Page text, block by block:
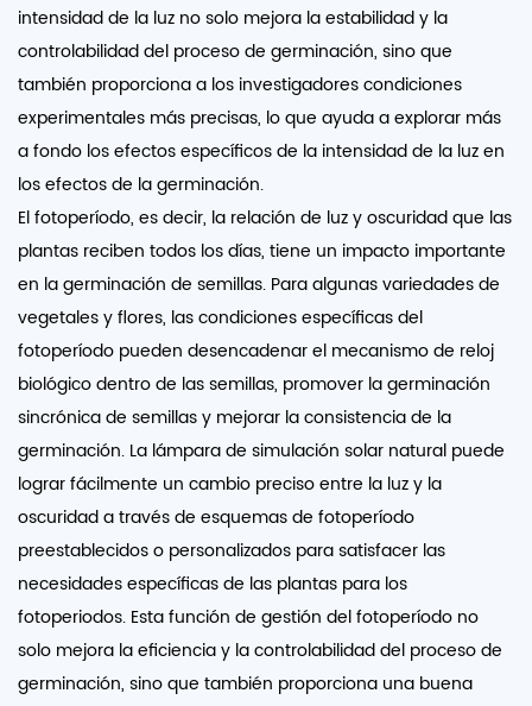
intensidad de la luz no solo mejora la estabilidad y la
controlabilidad del proceso de germinación, sino que
también proporciona a los investigadores condiciones
experimentales más precisas, lo que ayuda a explorar más
a fondo los efectos específicos de la intensidad de la luz en
los efectos de la germinación.
El fotoperíodo, es decir, la relación de luz y oscuridad que las
plantas reciben todos los días, tiene un impacto importante
en la germinación de semillas. Para algunas variedades de
vegetales y flores, las condiciones específicas del
fotoperíodo pueden desencadenar el mecanismo de reloj
biológico dentro de las semillas, promover la germinación
sincrónica de semillas y mejorar la consistencia de la
germinación. La lámpara de simulación solar natural puede
lograr fácilmente un cambio preciso entre la luz y la
oscuridad a través de esquemas de fotoperíodo
preestablecidos o personalizados para satisfacer las
necesidades específicas de las plantas para los
fotoperiodos. Esta función de gestión del fotoperíodo no
solo mejora la eficiencia y la controlabilidad del proceso de
germinación, sino que también proporciona una buena